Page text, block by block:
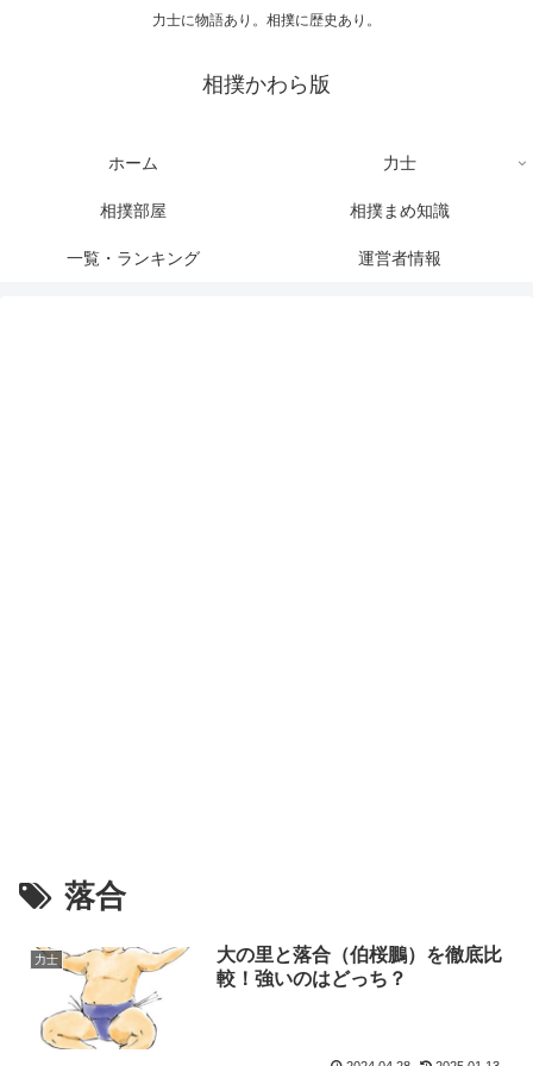
力士に物語あり。相撲に歴史あり。
相撲かわら版
ホーム 力士
相撲部屋 相撲まめ知識
一覧・ランキング 運営者情報
落合
力士
大の里と落合（伯桜鵬）を徹底比
較！強いのはどっち？